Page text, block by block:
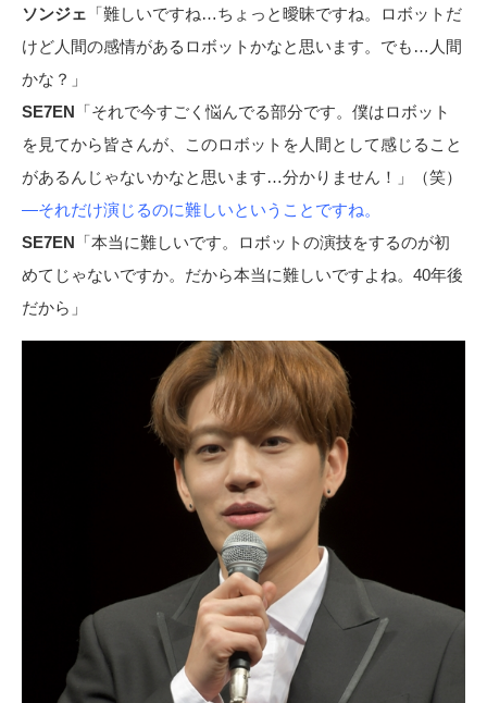
ソンジェ 「難しいですね…ちょっと曖昧ですね。ロボットだ
けど人間の感情があるロボットかなと思います。でも…人間
かな？」
SE7EN 「それで今すごく悩んでる部分です。僕はロボット
を見てから皆さんが、このロボットを人間として感じること
があるんじゃないかなと思います…分かりません！」（笑）
―それだけ演じるのに難しいということですね。
SE7EN 「本当に難しいです。ロボットの演技をするのが初
めてじゃないですか。だから本当に難しいですよね。40年後
だから」